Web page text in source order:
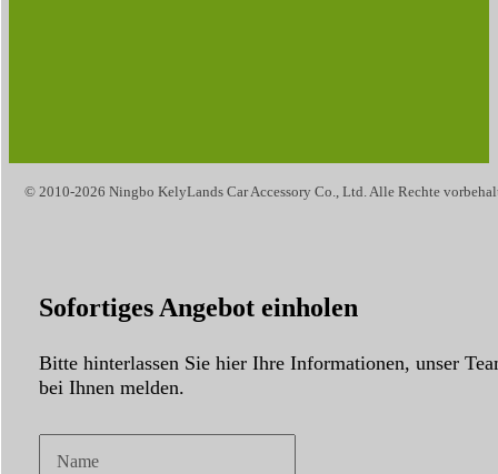
© 2010-2026 Ningbo KelyLands Car Accessory Co., Ltd. Alle Rechte
Sofortiges Angebot einholen
Bitte hinterlassen Sie hier Ihre Informationen, unser
bei Ihnen melden.